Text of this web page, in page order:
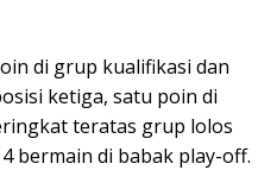
di grup kualifikasi dan
ketiga, satu poin di
teratas grup lolos
bermain di babak play-off.